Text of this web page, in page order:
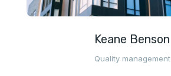
Keane Benson
Quality management